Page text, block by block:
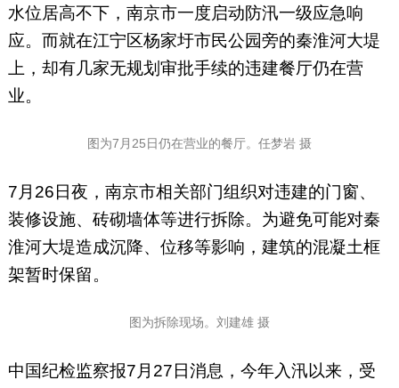
水位居高不下，南京市一度启动防汛一级应急响
应。而就在江宁区杨家圩市民公园旁的秦淮河大堤
上，却有几家无规划审批手续的违建餐厅仍在营
业。
图为7月25日仍在营业的餐厅。任梦岩 摄
7月26日夜，南京市相关部门组织对违建的门窗、
装修设施、砖砌墙体等进行拆除。为避免可能对秦
淮河大堤造成沉降、位移等影响，建筑的混凝土框
架暂时保留。
图为拆除现场。刘建雄 摄
中国纪检监察报7月27日消息，今年入汛以来，受